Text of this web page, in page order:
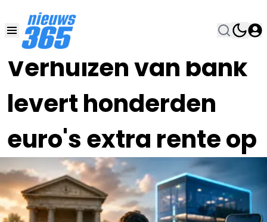
Verhuizen van bank
levert honderden
euro's extra rente op
25 MEI , 8:00•